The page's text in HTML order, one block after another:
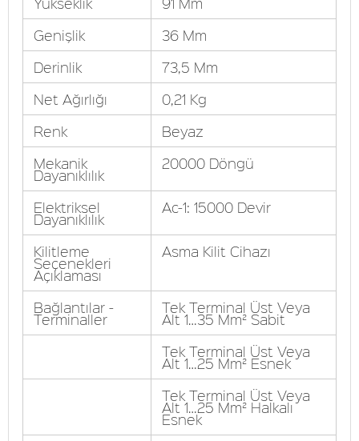
Genişlik
36 Mm
Derinlik
73,5 Mm
Net Ağırlığı
0,21 Kg
Renk
Beyaz
Mekanik
Dayanıklılık
20000 Döngü
Elektriksel
Dayanıklılık
Ac-1: 15000 Devir
Kilitleme
Seçenekleri
Açıklaması
Asma Kilit Cihazı
Bağlantılar -
Terminaller
Tek Terminal Üst Veya
Alt 1…35 Mm² Sabit
Tek Terminal Üst Veya
Alt 1…25 Mm² Esnek
Tek Terminal Üst Veya
Alt 1…25 Mm² Halkalı
Esnek